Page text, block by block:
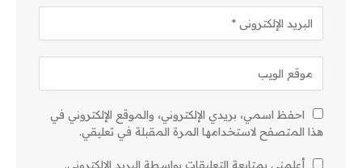
احفظ اسمي، بريدي الإلكتروني، والموقع الإلكتروني في
هذا المتصفح لاستخدامها المرة المقبلة في تعليقي.
أعلمني بمتابعة التعليقات بواسطة البريد الإلكتروني.